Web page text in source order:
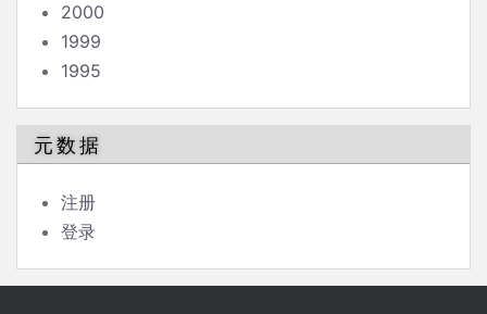
2000
1999
1995
元数据
注册
登录